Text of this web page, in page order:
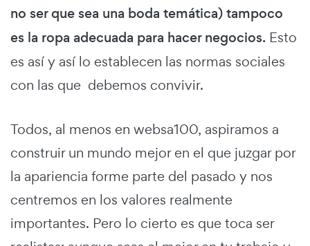
no ser que sea una boda temática) tampoco
es la ropa adecuada para hacer negocios. Esto
es así y así lo establecen las normas sociales
con las que debemos convivir.
Todos, al menos en websa100, aspiramos a
construir un mundo mejor en el que juzgar por
la apariencia forme parte del pasado y nos
centremos en los valores realmente
importantes. Pero lo cierto es que toca ser